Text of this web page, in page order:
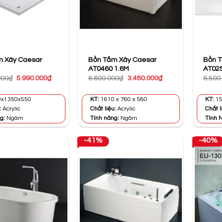
Xây Caesar
₫ Giá
11.167.000₫.
5.990.000₫Giá
Acrylic
Ngâm
Bồn Tắm Xây Caesar
AT0460 1.6M
6.800.000₫ Giá
6.800.000₫.
3.480.000₫Giá
KT:1610 x 760 x 580
Chất liệu:Acrylic
Tính năng:Ngâm
Bồn
KT:
Chất
Tính
-41% -40%